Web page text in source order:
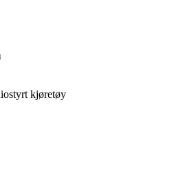
kjøretøy